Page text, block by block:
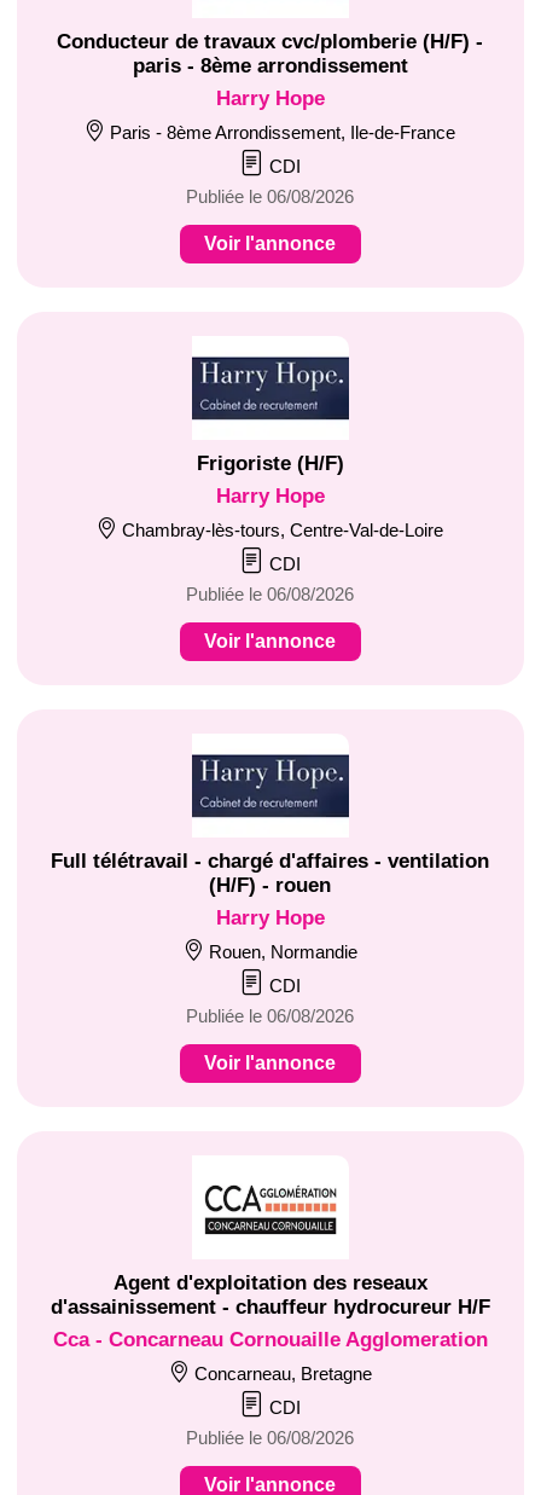
Conducteur de travaux cvc/plomberie (H/F) -
paris - 8ème arrondissement
Harry Hope
Paris - 8ème Arrondissement, Ile-de-France
CDI
Publiée le 06/08/2026
Voir l'annonce
Frigoriste (H/F)
Harry Hope
Chambray-lès-tours, Centre-Val-de-Loire
CDI
Publiée le 06/08/2026
Voir l'annonce
Full télétravail - chargé d'affaires - ventilation
(H/F) - rouen
Harry Hope
Rouen, Normandie
CDI
Publiée le 06/08/2026
Voir l'annonce
Agent d'exploitation des reseaux
d'assainissement - chauffeur hydrocureur H/F
Cca - Concarneau Cornouaille Agglomeration
Concarneau, Bretagne
CDI
Publiée le 06/08/2026
Voir l'annonce